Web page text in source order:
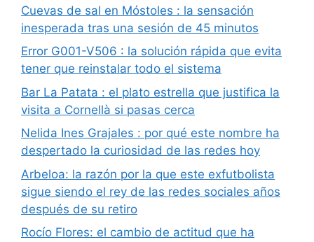
Cuevas de sal en Móstoles : la sensación
inesperada tras una sesión de 45 minutos
Error G001-V506 : la solución rápida que evita
tener que reinstalar todo el sistema
Bar La Patata : el plato estrella que justifica la
visita a Cornellà si pasas cerca
Nelida Ines Grajales : por qué este nombre ha
despertado la curiosidad de las redes hoy
Arbeloa: la razón por la que este exfutbolista
sigue siendo el rey de las redes sociales años
después de su retiro
Rocío Flores: el cambio de actitud que ha